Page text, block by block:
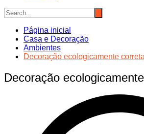
Página inicial
Casa e Decoração
Ambientes
Decoração ecologicamente correta
Decoração